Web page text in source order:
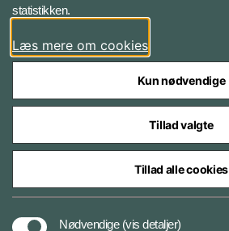
statistikken.
Læs mere om cookies
Kun nødvendige
Tillad valgte
Tillad alle cookies
Nødvendige (vis detaljer)